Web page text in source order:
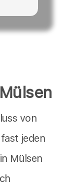
von
jeden
Mülsen